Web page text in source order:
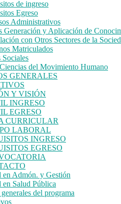
de ingreso
Egreso
Administrativos
Generación y Aplicación de
con Otros Sectores de la
Matriculados
Sociales
del Movimiento Humano
GENERALES
Y VISIÓN
INGRESO
EGRESO
CURRICULAR
LABORAL
INGRESO
EGRESO
en Admón. y Gestión
en Salud Pública
del programa